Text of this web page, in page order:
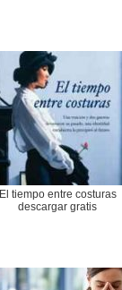
El tiempo entre costuras
descargar gratis